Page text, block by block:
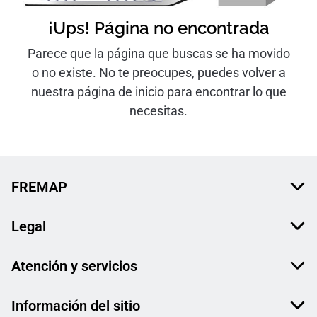
¡Ups! Página no encontrada
Parece que la página que buscas se ha movido
o no existe. No te preocupes, puedes volver a
nuestra página de inicio para encontrar lo que
necesitas.
FREMAP
Legal
Atención y servicios
Información del sitio